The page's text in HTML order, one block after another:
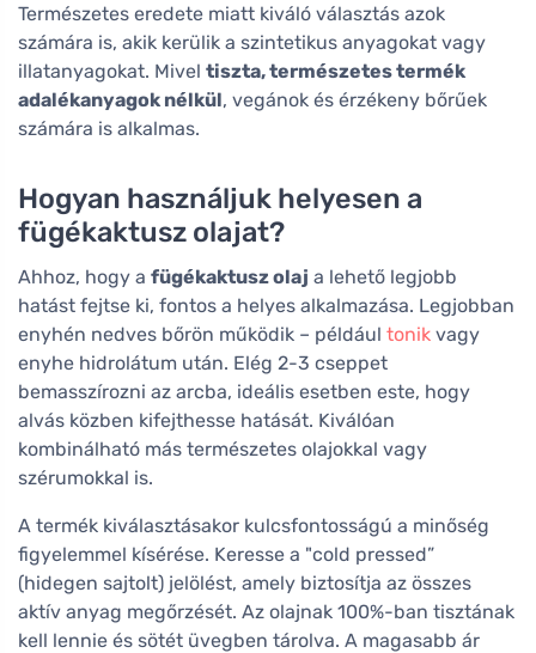
Természetes eredete miatt kiváló választás azok
számára is, akik kerülik a szintetikus anyagokat vagy
illatanyagokat. Mivel tiszta, természetes termék
adalékanyagok nélkül, vegánok és érzékeny bőrűek
számára is alkalmas.
Hogyan használjuk helyesen a
fügékaktusz olajat?
Ahhoz, hogy a fügékaktusz olaj a lehető legjobb
hatást fejtse ki, fontos a helyes alkalmazása. Legjobban
enyhén nedves bőrön működik – például tonik vagy
enyhe hidrolátum után. Elég 2-3 cseppet
bemasszírozni az arcba, ideális esetben este, hogy
alvás közben kifejthesse hatását. Kiválóan
kombinálható más természetes olajokkal vagy
szérumokkal is.
A termék kiválasztásakor kulcsfontosságú a minőség
figyelemmel kísérése. Keresse a "cold pressed”
(hidegen sajtolt) jelölést, amely biztosítja az összes
aktív anyag megőrzését. Az olajnak 100%-ban tisztának
kell lennie és sötét üvegben tárolva. A magasabb ár